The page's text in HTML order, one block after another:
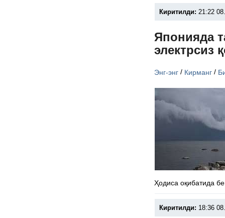
Киритилди: 21:22
Японияда
электрсиз
Энг-энг / Кирманг /
Ҳодиса оқибатида
Киритилди: 18:36